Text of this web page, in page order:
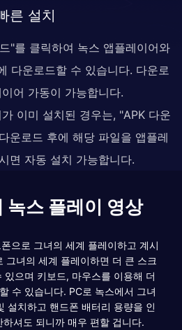
른 설치
"를 클릭하여 녹스 앱플레이어와
다운로드할 수 있습니다. 다운로
어 가동이 가능합니다.
이미 설치된 경우는, "APK 다운
운로드 후에 해당 파일을 앱플레
면 자동 설치 가능합니다.
녹스 플레이 영상
으로 그녀의 세계 플레이하고 계시
그녀의 세계 플레이하면 더 큰 스크
있으며 키보드, 마우스를 이용해 더
수 있습니다. PC로 녹스에서 그녀
설치하고 핸드폰 배터리 용량을 인
셔도 되니까 매우 편할 겁니다.